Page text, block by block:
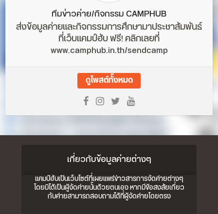
ทีมข่าวค่าย/กิจกรรม CAMPHUB
ส่งข้อมูลค่ายและกิจกรรมการศึกษามาประชาสัมพันธ์
ที่เว็บแคมป์ฮับ ฟรี! คลิกเลยที่
www.camphub.in.th/sendcamp
ดูโพสต์ทั้งหมด
เกี่ยวกับข้อมูลค่ายต่างๆ
แคมป์ฮับเป็นเว็บไซต์ที่เผยแพร่ข่าวสารการจัดค่ายต่างๆ
โดยมิได้เป็นผู้จัดค่ายนั้นด้วยตนเอง หากมีข้อสงสัยเกี่ยว
กับค่ายสามารถสอบถามได้ที่ผู้จัดค่ายโดยตรง